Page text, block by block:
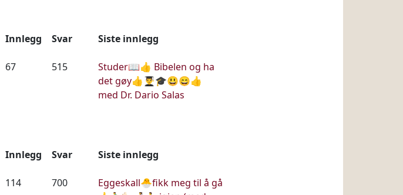
Innlegg
67
Svar
515
Siste innlegg
Studer📖👍 Bibelen og ha
det gøy👍👨‍🎓🎓😃😄👍
med Dr. Dario Salas
Innlegg
114
Svar
700
Siste innlegg
Eggeskall🐣fikk meg til å gå